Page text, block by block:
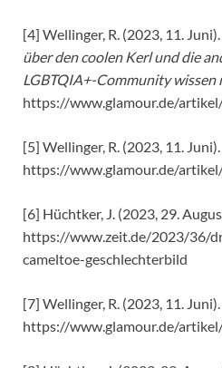
[4] Wellinger, R. (2023, 11. Juni).
über den coolen Kerl und die
LGBTQIA+-Community wissen
https://www.glamour.de/
[5] Wellinger, R. (2023, 11. Juni).
https://www.glamour.de/
[6] Hüchtker, J. (2023, 29.
https://www.zeit.de/2023/36/
cameltoe-geschlechterbild
[7] Wellinger, R. (2023, 11. Juni).
https://www.glamour.de/